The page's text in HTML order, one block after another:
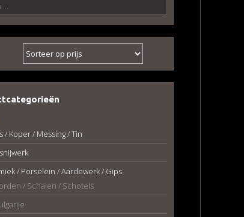
/ Koper / Messing / Tin
/ Porselein / Aardewerk / Gips
/ Schalen / Schotels